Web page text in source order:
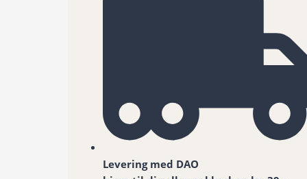
Levering med DAO